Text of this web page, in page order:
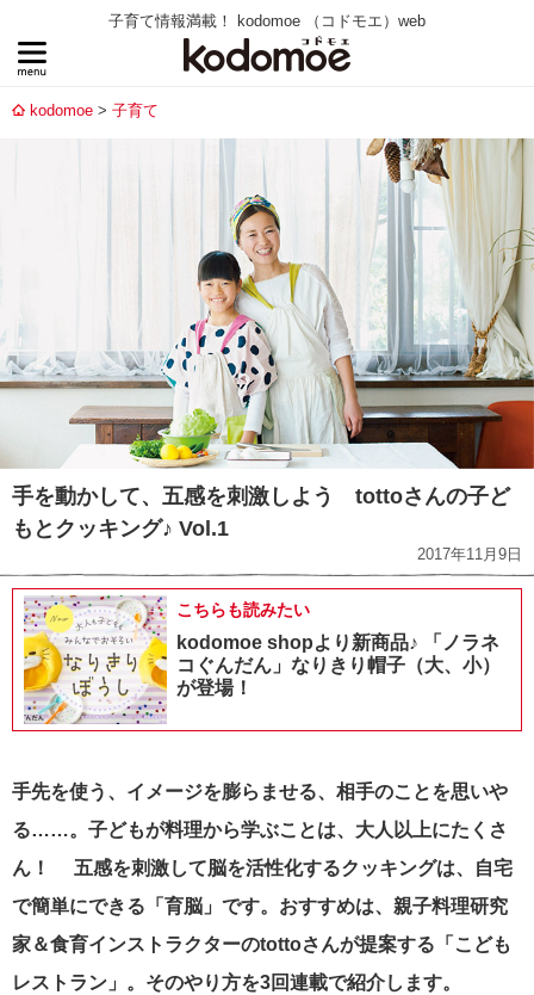
子育て情報満載！ kodomoe （コドモエ）web
kodomoe 子育て
手を動かして、五感を刺激しよう tottoさんの子ど
もとクッキング♪ Vol.1
2017年11月9日
こちらも読みたい
kodomoe shopより新商品♪ 「ノラネ
コぐんだん」なりきり帽子（大、小）
が登場！
手先を使う、イメージを膨らませる、相手のことを思いや
る……。子どもが料理から学ぶことは、大人以上にたくさ
ん！ 五感を刺激して脳を活性化するクッキングは、自宅
で簡単にできる「育脳」です。おすすめは、親子料理研究
家＆食育インストラクターのtottoさんが提案する「こども
レストラン」。そのやり方を3回連載で紹介します。